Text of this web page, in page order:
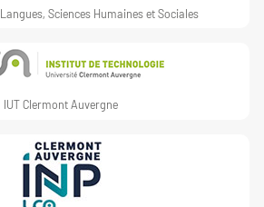
Sciences Humaines et Sociales
IUT Clermont Auvergne